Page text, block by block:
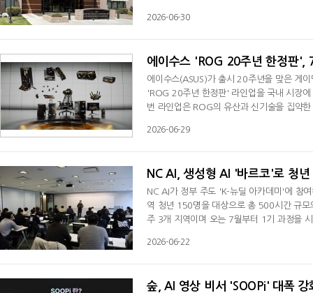
절해 D램 가격을 인위적으로 끌어올려 소비
2026-06-30
에이수스 'ROG 20주년 한정판',
에이수스(ASUS)가 출시 20주년을 맞은 게
'ROG 20주년 한정판' 라인업을 국내 시장
번 라인업은 ROG의 유산과 신기술을 집약
쳐 순차 선보인다. 오는 7월3일 출시되는 1
2026-06-29
NC AI, 생성형 AI '바르코'로 청년
NC AI가 정부 주도 'K-뉴딜 아카데미'에 참
역 청년 150명을 대상으로 총 500시간 규
주 3개 지역이며 오는 7월부터 1기 과정을
제품군이 무상 제공된다. 실습에는 자연어
2026-06-22
숲, AI 영상 비서 'SOOPi' 대폭